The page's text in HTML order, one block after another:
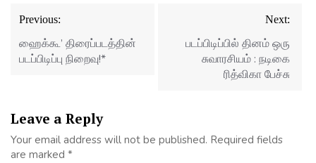
Post
navigation
Previous:
ஹைக்கூ’ திரைப்படத்தின்
படப்பிடிப்பு நிறைவு!*
Next:
படப்பிடிப்பில் தினம் ஒரு
சுவாரசியம் : நடிகை
ரித்விகா பேச்சு
Leave a Reply
Your email address will not be published. Required fields
are marked *